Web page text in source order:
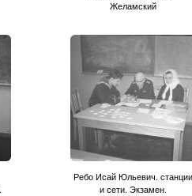
Желамский
Ребо Исай Юльевич. станции
и сети. Экзамен.